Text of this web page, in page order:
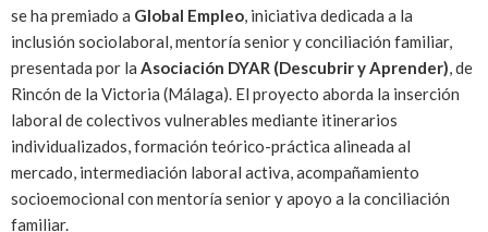
se ha premiado a Global Empleo , iniciativa dedicada a la
inclusión sociolaboral, mentoría senior y conciliación familiar,
presentada por la Asociación DYAR (Descubrir y Aprender) , de
Rincón de la Victoria (Málaga). El proyecto aborda la inserción
laboral de colectivos vulnerables mediante itinerarios
individualizados, formación teórico-práctica alineada al
mercado, intermediación laboral activa, acompañamiento
socioemocional con mentoría senior y apoyo a la conciliación
familiar.